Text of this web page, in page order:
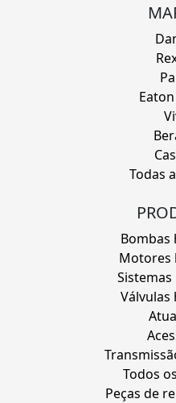
Todas
Bombas
Motores
Válvulas
Todos
Peças de